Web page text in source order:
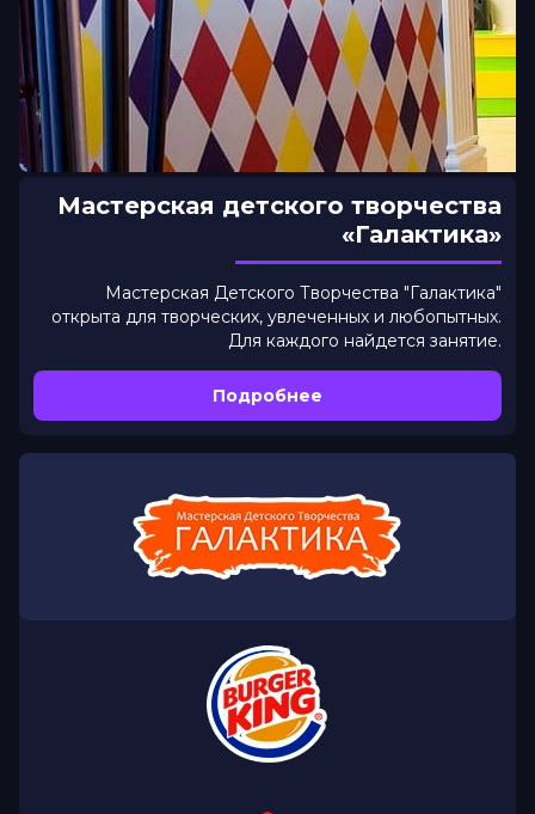
Мастерская детского творчества
«Галактика»
Мастерская Детского Творчества "Галактика"
открыта для творческих, увлеченных и любопытных.
Для каждого найдется занятие.
Подробнее